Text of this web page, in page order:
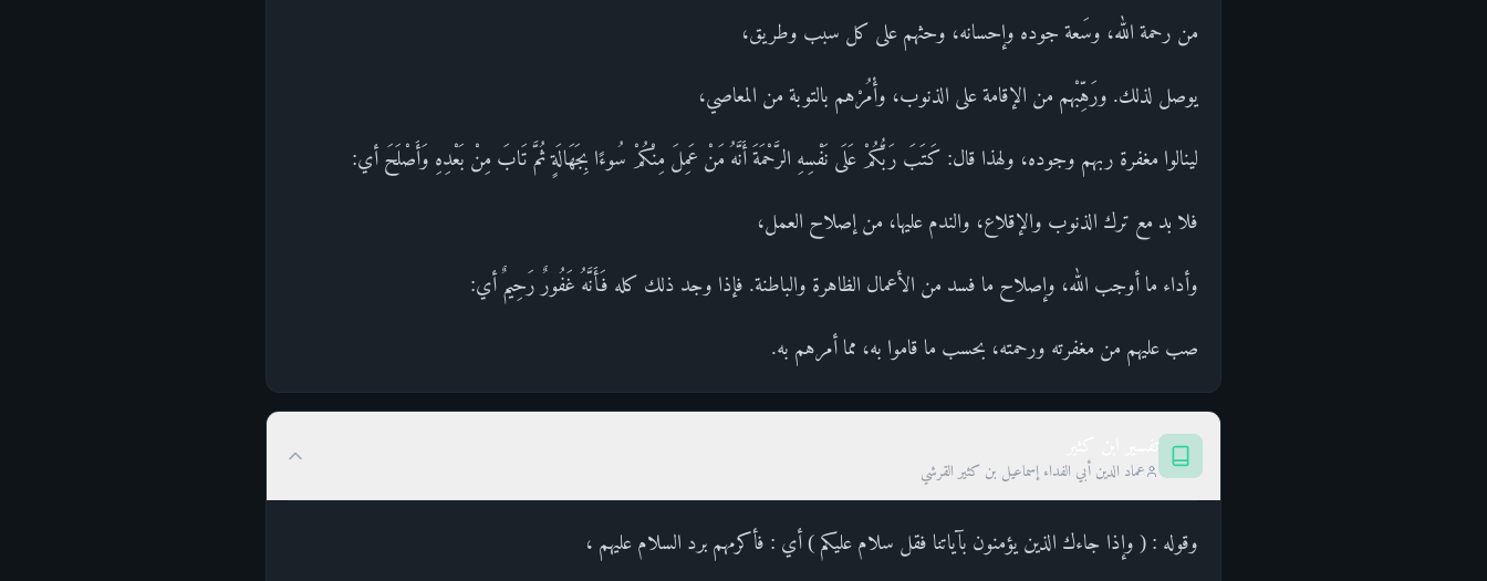
من رحمة الله، وسَعة جوده وإحسانه، وحثهم على كل سبب وطريق،
يوصل لذلك. ورَهِّبْهم من الإقامة على الذنوب، وأْمُرْهم بالتوبة من المعاصي،
لينالوا مغفرة ربهم وجوده، ولهذا قال: كَتَبَ رَبُّكُمْ عَلَى نَفْسِهِ الرَّحْمَةَ أَنَّهُ مَنْ عَمِلَ مِنْكُمْ سُوءًا بِجَهَالَةٍ ثُمَّ تَابَ مِنْ بَعْدِهِ وَأَصْلَحَ أي:
فلا بد مع ترك الذنوب والإقلاع، والندم عليها، من إصلاح العمل،
وأداء ما أوجب الله، وإصلاح ما فسد من الأعمال الظاهرة والباطنة. فإذا وجد ذلك كله فَأَنَّهُ غَفُورٌ رَحِيمٌ أي:
صب عليهم من مغفرته ورحمته، بحسب ما قاموا به، مما أمرهم به.
عماد الدين أبي الفداء إسماعيل بن كثير القرشي
وقوله : ( وإذا جاءك الذين يؤمنون بآياتنا فقل سلام عليكم ) أي : فأكرمهم برد السلام عليهم ،